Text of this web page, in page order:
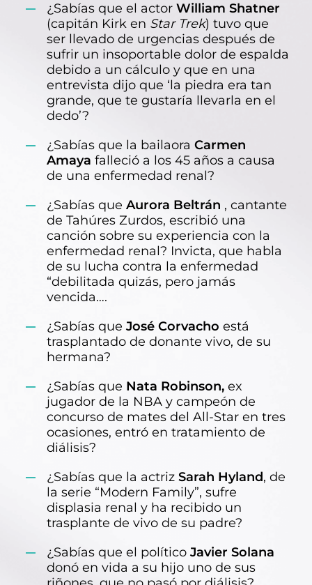
¿Sabías que el actor William Shatner
(capitán Kirk en Star Trek) tuvo que
ser llevado de urgencias después de
sufrir un insoportable dolor de espalda
debido a un cálculo y que en una
entrevista dijo que ‘la piedra era tan
grande, que te gustaría llevarla en el
dedo’?
¿Sabías que la bailaora Carmen
Amaya falleció a los 45 años a causa
de una enfermedad renal?
¿Sabías que Aurora Beltrán , cantante
de Tahúres Zurdos, escribió una
canción sobre su experiencia con la
enfermedad renal? Invicta, que habla
de su lucha contra la enfermedad
“debilitada quizás, pero jamás
vencida….
¿Sabías que José Corvacho está
trasplantado de donante vivo, de su
hermana?
¿Sabías que Nata Robinson, ex
jugador de la NBA y campeón de
concurso de mates del All-Star en tres
ocasiones, entró en tratamiento de
diálisis?
¿Sabías que la actriz Sarah Hyland, de
la serie “Modern Family”, sufre
displasia renal y ha recibido un
trasplante de vivo de su padre?
¿Sabías que el político Javier Solana
donó en vida a su hijo uno de sus